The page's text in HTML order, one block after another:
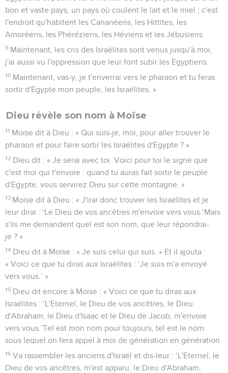
l'appela du milieu du buisson en disant : « Moïse ! Moïse ! » Il
répondit : « Me voici ! »
5 Dieu dit : « Ne t'approche pas d'ici, *retire tes sandales, car
l'endroit où tu te tiens est une terre sainte. »
6 Il ajouta : * « Je suis le Dieu de ton père, le Dieu d'Abraham,
le Dieu d'Isaac et le Dieu de Jacob. » Moïse se cacha le
visage, car il avait peur de regarder Dieu.
en Egypte et j'ai entendu les cris qu'il pousse devant ses
Je suis descendu pour le délivrer de la domination des
Egyptiens et pour le faire monter de ce pays jusque dans un
bon et vaste pays, un pays où coulent le lait et le miel ; c'est
l'endroit qu'habitent les Cananéens, les Hittites, les
Amoréens, les Phéréziens, les Héviens et les Jébusiens.
9
Maintenant, les cris des Israélites sont venus jusqu'à moi,
j'ai aussi vu l'oppression que leur font subir les Egyptiens.
10
Maintenant, vas-y, je t'enverrai vers le pharaon et tu feras
sortir d'Egypte mon peuple, les Israélites. »
Dieu révèle son nom à Moïse
pharaon et pour faire sortir les Israélites d'Egypte ? »
12 Dieu dit : « Je serai avec toi. Voici pour toi le signe que
c'est moi qui t'envoie : quand tu auras fait sortir le peuple
d'Egypte, vous servirez Dieu sur cette montagne. »
13 Moïse dit à Dieu : « J'irai donc trouver les Israélites et je
leur dirai : ‘Le Dieu de vos ancêtres m'envoie vers vous.’Mais